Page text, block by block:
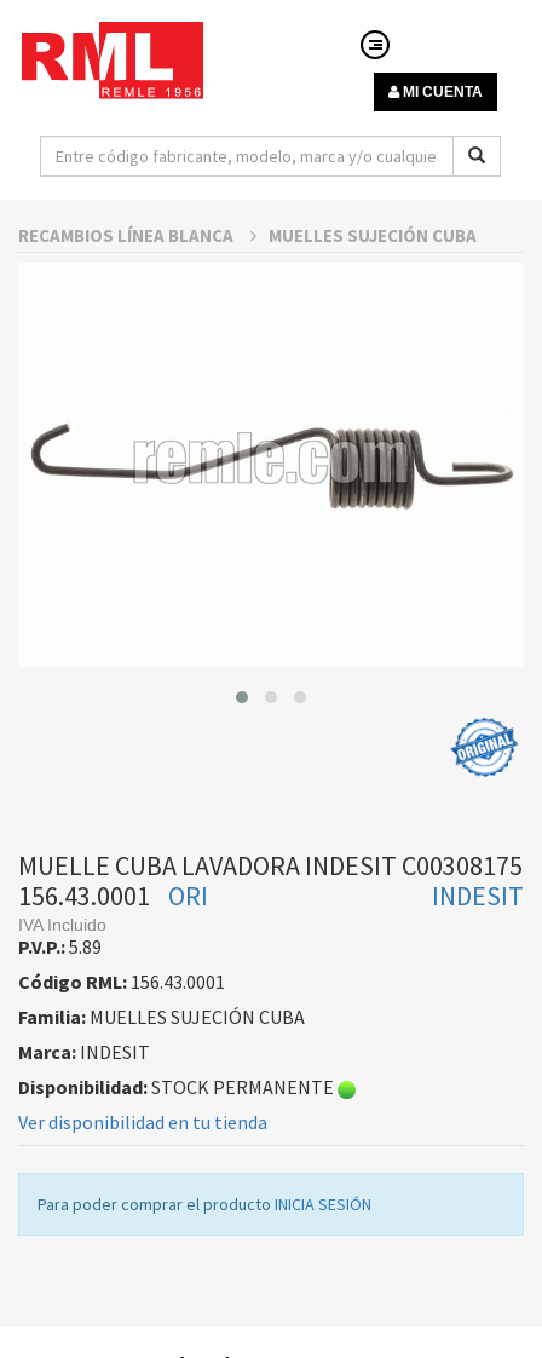
MI CUENTA
RECAMBIOS LÍNEA BLANCA MUELLES SUJECIÓN CUBA
MUELLE CUBA LAVADORA INDESIT C00308175
156.43.0001
INDESIT
ORI
IVA Incluido
P.V.P.:5.89
Código RML: 156.43.0001
Familia: MUELLES SUJECIÓN CUBA
Marca: INDESIT
Disponibilidad:STOCK PERMANENTE
Ver disponibilidad en tu tienda
Para poder comprar el producto INICIA SESIÓN